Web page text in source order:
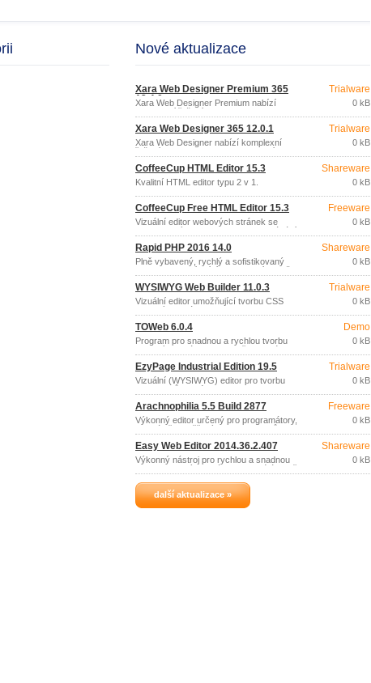
Nové aktualizace
Xara Web Designer Premium 365
12.4.0
Xara Web Designer Premium nabízí
komplexní řešení pro snadnou tvorbu
moderních, poutavých webových
stránek s pomocí šablon.
Trialware
0 kB
Xara Web Designer 365 12.0.1
Xara Web Designer nabízí komplexní
řešení pro snadnou tvorbu moderních,
poutavých webových stránek s pomocí
šablon.
Trialware
0 kB
CoffeeCup HTML Editor 15.3
Kvalitní HTML editor typu 2 v 1.
Shareware
0 kB
CoffeeCup Free HTML Editor 15.3
Vizuální editor webových stránek se
zabudovaným FTP klientem pro ukládání
stránek na webový server.
Freeware
0 kB
Rapid PHP 2016 14.0
Plně vybavený, rychlý a sofistikovaný
PHP editor nabízející mnohem více než
základní funkce běžných nástrojů pro
editaci PHP.
Shareware
0 kB
WYSIWYG Web Builder 11.0.3
Vizuální editor umožňující tvorbu CSS
webových stránek i bez znalosti HTML
jazyka.
Trialware
0 kB
TOWeb 6.0.4
Program pro snadnou a rychlou tvorbu
webových stránek, bez potřeby jakékoliv
znalosti odpovídajících technologií,
programování a&#160;bez potřeby
software pro úpravu snímků.
Demo
0 kB
EzyPage Industrial Edition 19.5
Vizuální (WYSIWYG) editor pro tvorbu
dokumentů, které lze exportovat ve
formátu HTML, PDF, BMP, GIF, JPEG,
PNG, TIF.
Trialware
0 kB
Arachnophilia 5.5 Build 2877
Výkonný editor určený pro programátory,
speciálně zaměřený na tvorbu webů.
Freeware
0 kB
Easy Web Editor 2014.36.2.407
Výkonný nástroj pro rychlou a snadnou
tvorbu webových stránek vysoké úrovně
i pro začátečníky.
Shareware
0 kB
další aktualizace »